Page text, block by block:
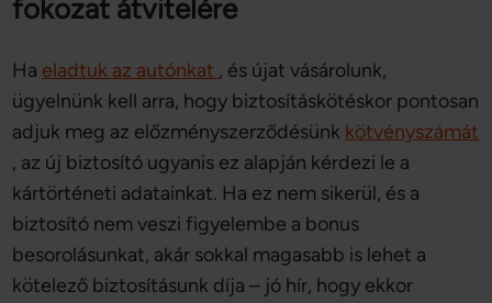
fokozat átvitelére
Ha eladtuk az autónkat , és újat vásárolunk,
ügyelnünk kell arra, hogy biztosításkötéskor pontosan
adjuk meg az előzményszerződésünk kötvényszámát
, az új biztosító ugyanis ez alapján kérdezi le a
kártörténeti adatainkat. Ha ez nem sikerül, és a
biztosító nem veszi figyelembe a bonus
besorolásunkat, akár sokkal magasabb is lehet a
kötelező biztosításunk díja – jó hír, hogy ekkor